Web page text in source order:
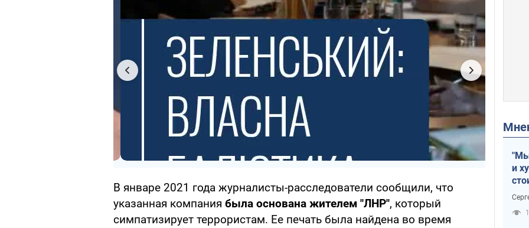
В январе 2021 года журналисты-расследователи сообщили, что
указанная компания была основана жителем "ЛНР", который
симпатизирует террористам. Ее печать была найдена во время
и